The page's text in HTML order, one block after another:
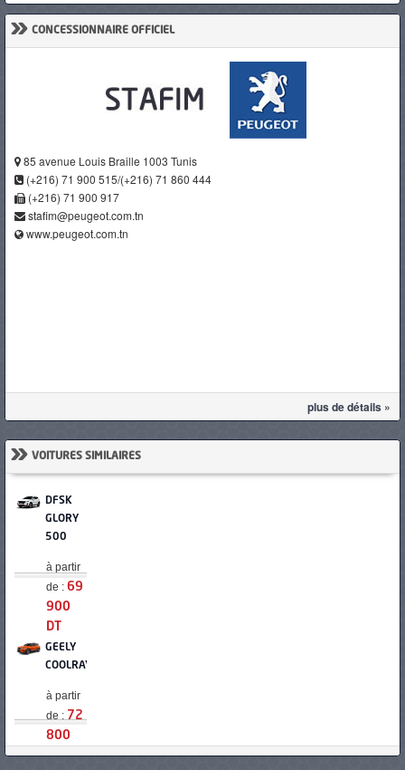
» CONCESSIONNAIRE OFFICIEL
85 avenue Louis Braille 1003 Tunis
(+216) 71 900 515/(+216) 71 860 444
(+216) 71 900 917
stafim@peugeot.com.tn
www.peugeot.com.tn
plus de détails »
» VOITURES SIMILAIRES
DFSK
GLORY
500
à partir
de : 69
900
DT
GEELY
COOLRAY
à partir
de : 72
800
DT